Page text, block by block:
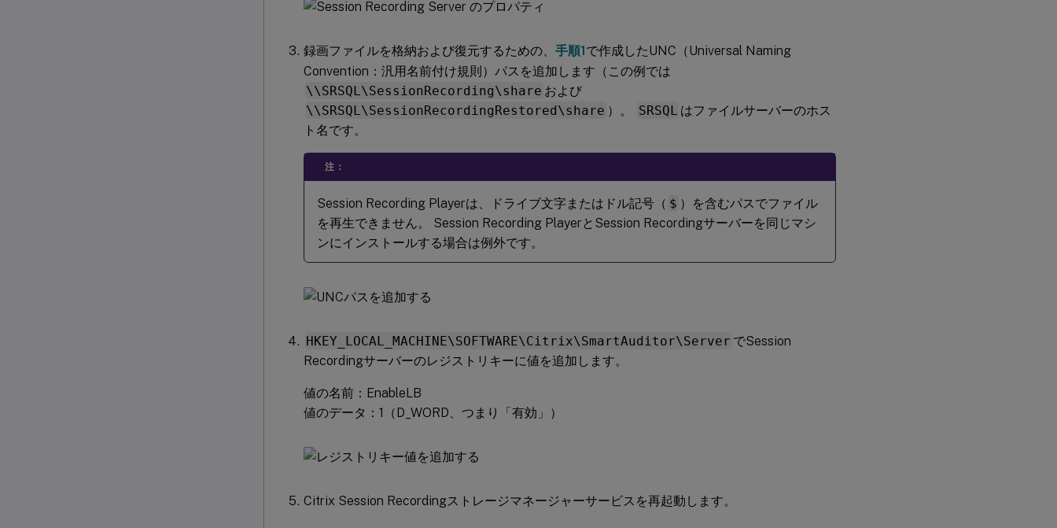
録画ファイルを格納および復元するための、 手順1で作成したUNC（Universal Naming
Convention：汎用名前付け規則）パスを追加します（この例では
\\SRSQL\SessionRecording\share および
\\SRSQL\SessionRecordingRestored\share ）。 SRSQL はファイルサーバーのホス
ト名です。
注：
Session Recording Playerは、ドライブ文字またはドル記号（ $ ）を含むパスでファイル
を再生できません。 Session Recording PlayerとSession Recordingサーバーを同じマシ
ンにインストールする場合は例外です。
HKEY_LOCAL_MACHINE\SOFTWARE\Citrix\SmartAuditor\Server でSession
Recordingサーバーのレジストリキーに値を追加します。
値の名前：EnableLB
値のデータ：1（D_WORD、つまり「有効」）
Citrix Session Recordingストレージマネージャーサービスを再起動します。